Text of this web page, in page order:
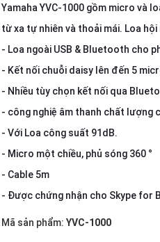
Yamaha YVC-1000 gồm micro và
từ xa tự nhiên và thoải mái. Loa
- Loa ngoài USB & Bluetooth cho
- Kết nối chuỗi daisy lên đến 5
- Nhiều tùy chọn kết nối qua
- công nghiệ âm thanh chất lượng
- Với Loa công suất 91dB.
- Micro một chiều, phủ sóng 360 °
- Cable 5m
- Được chứng nhận cho Skype for
Mã sản phẩm: YVC-1000